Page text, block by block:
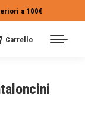
a 100€
Carrello